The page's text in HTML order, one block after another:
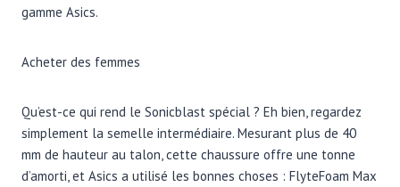
gamme Asics.
Acheter des femmes
Qu’est-ce qui rend le Sonicblast spécial ? Eh bien, regardez
simplement la semelle intermédiaire. Mesurant plus de 40
mm de hauteur au talon, cette chaussure offre une tonne
d’amorti, et Asics a utilisé les bonnes choses : FlyteFoam Max